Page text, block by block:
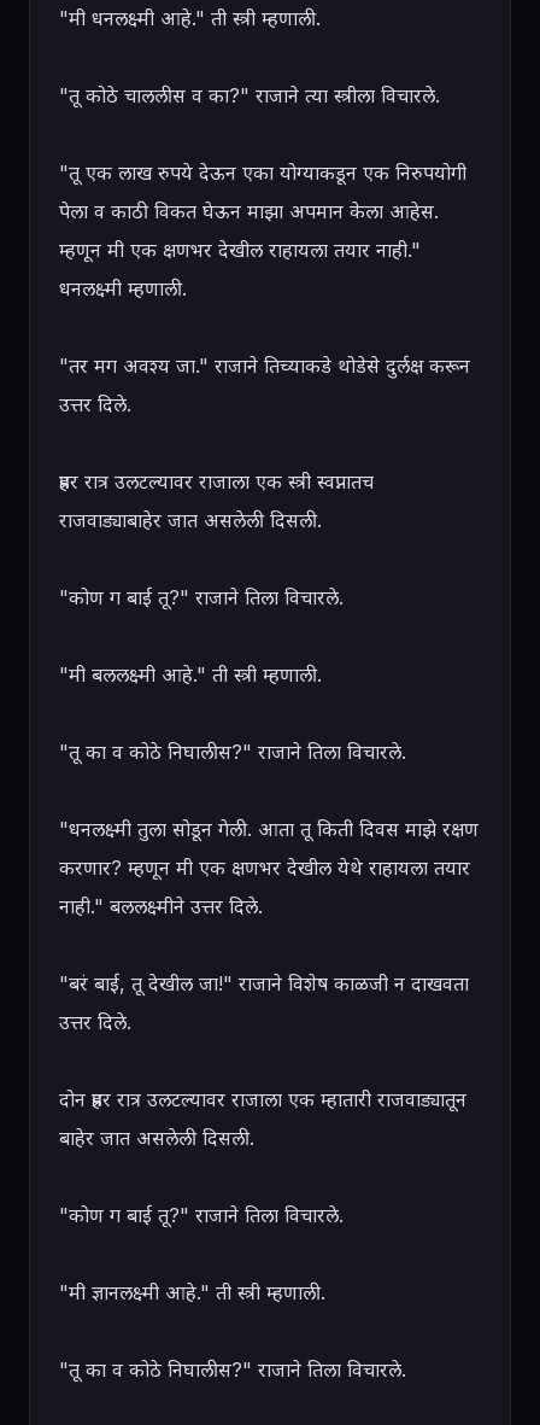
"मी धनलक्ष्मी आहे." ती स्त्री म्हणाली.
"तू कोठे चाललीस व का?" राजाने त्या स्त्रीला विचारले.
"तू एक लाख रुपये देऊन एका योग्याकडून एक निरुपयोगी
पेला व काठी विकत घेऊन माझा अपमान केला आहेस.
म्हणून मी एक क्षणभर देखील राहायला तयार नाही."
धनलक्ष्मी म्हणाली.
"तर मग अवश्य जा." राजाने तिच्याकडे थोडेसे दुर्लक्ष करून
उत्तर दिले.
प्रहर रात्र उलटल्यावर राजाला एक स्त्री स्वप्नातच
राजवाड्याबाहेर जात असलेली दिसली.
"कोण ग बाई तू?" राजाने तिला विचारले.
"मी बललक्ष्मी आहे." ती स्त्री म्हणाली.
"तू का व कोठे निघालीस?" राजाने तिला विचारले.
"धनलक्ष्मी तुला सोडून गेली. आता तू किती दिवस माझे रक्षण
करणार? म्हणून मी एक क्षणभर देखील येथे राहायला तयार
नाही." बललक्ष्मीने उत्तर दिले.
"बरं बाई, तू देखील जा!" राजाने विशेष काळजी न दाखवता
उत्तर दिले.
दोन प्रहर रात्र उलटल्यावर राजाला एक म्हातारी राजवाड्यातून
बाहेर जात असलेली दिसली.
"कोण ग बाई तू?" राजाने तिला विचारले.
"मी ज्ञानलक्ष्मी आहे." ती स्त्री म्हणाली.
"तू का व कोठे निघालीस?" राजाने तिला विचारले.